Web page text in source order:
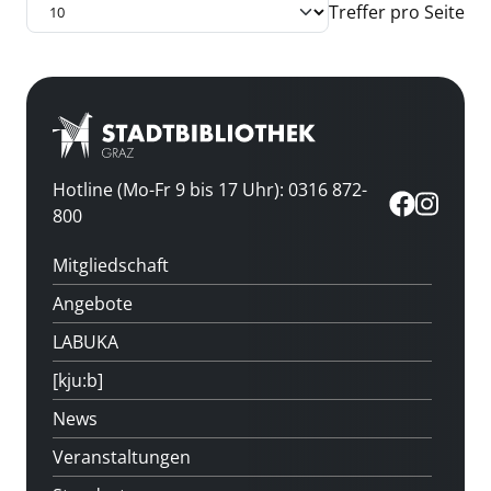
Treffer pro Seite
Hotline (Mo-Fr 9 bis 17 Uhr): 0316 872-
800
Mitgliedschaft
Angebote
LABUKA
[kju:b]
News
Veranstaltungen